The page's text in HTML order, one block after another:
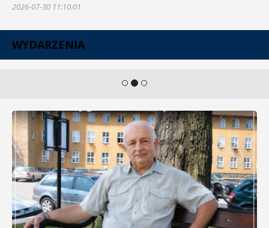
2026-07-30 11:10:01
WYDARZENIA